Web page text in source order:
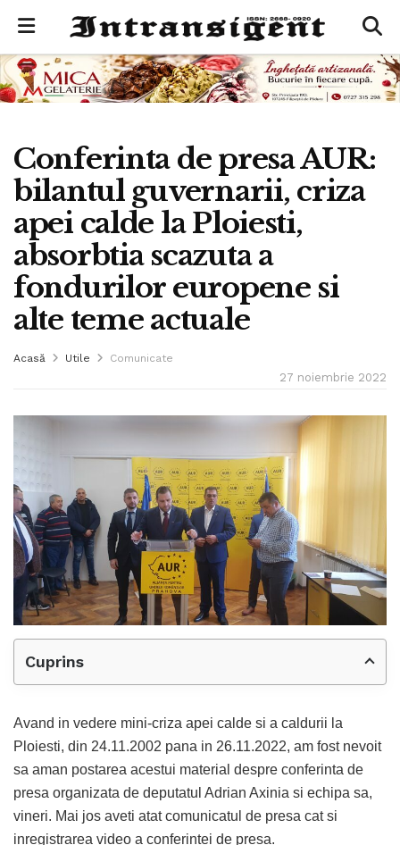
Conferinta de presa AUR:
bilantul guvernarii, criza
apei calde la Ploiesti,
absorbtia scazuta a
fondurilor europene si
alte teme actuale
Acasă Utile Comunicate
27 noiembrie 2022
Cuprins
Avand in vedere mini-criza apei calde si a caldurii la
Ploiesti, din 24.11.2002 pana in 26.11.2022, am fost nevoit
sa aman postarea acestui material despre conferinta de
presa organizata de deputatul Adrian Axinia si echipa sa,
vineri. Mai jos aveti atat comunicatul de presa cat si
inregistrarea video a conferintei de presa.